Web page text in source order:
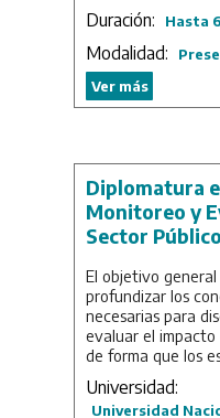
Duración: Hasta
Modalidad:
Ver más
Diplomatura
Monitoreo y
Sector Público
El objetivo
profundizar los
necesarias para
evaluar el impacto
de forma que los
de utilizar
metodológicas
Universidad:
Universidad